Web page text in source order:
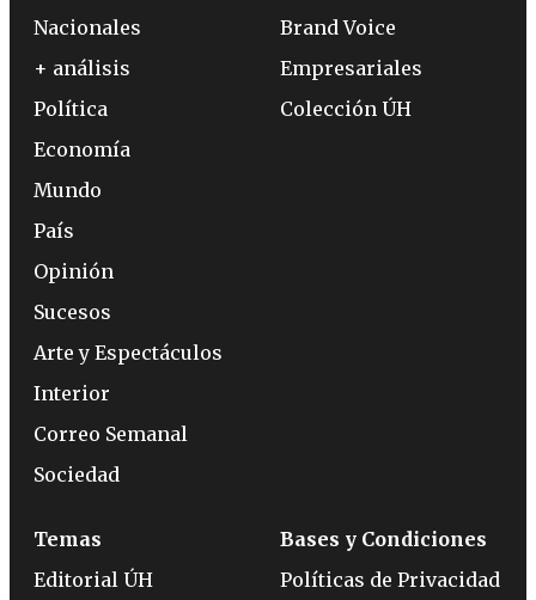
Nacionales
+ análisis
Política
Economía
Mundo
País
Opinión
Sucesos
Arte y Espectáculos
Interior
Correo Semanal
Sociedad
Brand Voice
Empresariales
Colección ÚH
Temas
Editorial ÚH
Bases y Condiciones
Políticas de Privacidad